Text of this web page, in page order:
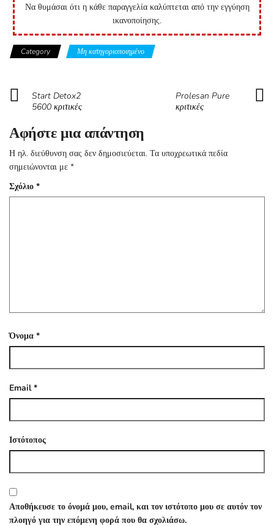
Να θυμάσαι ότι η κάθε παραγγελία καλύπτεται από την εγγύηση
ικανοποίησης.
Category Μη κατηγοριοποιημένο
Start Detox2
5600 κριτικές
Prolesan Pure
κριτικές
Αφήστε μια απάντηση
Η ηλ. διεύθυνση σας δεν δημοσιεύεται. Τα υποχρεωτικά πεδία
σημειώνονται με *
Σχόλιο *
Όνομα *
Email*
Ιστότοπος
Αποθήκευσε το όνομά μου, email, και τον ιστότοπο μου σε αυτόν τον
πλοηγό για την επόμενη φορά που θα σχολιάσω.